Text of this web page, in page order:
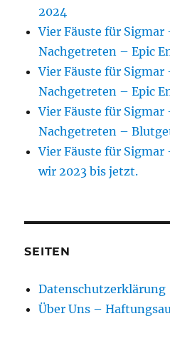
2024
Vier Fäuste für Sigmar
Nachgetreten – Epic
Vier Fäuste für Sigmar
Nachgetreten – Epic
Vier Fäuste für Sigmar
Nachgetreten –
Vier Fäuste für
wir 2023 bis jetzt.
SEITEN
Datenschutzerklärung
Über Uns –